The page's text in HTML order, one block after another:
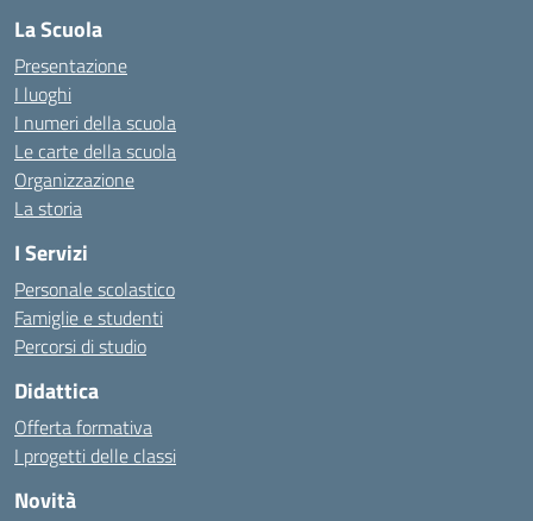
La Scuola
Presentazione
I luoghi
I numeri della scuola
Le carte della scuola
Organizzazione
La storia
I Servizi
Personale scolastico
Famiglie e studenti
Percorsi di studio
Didattica
Offerta formativa
I progetti delle classi
Novità